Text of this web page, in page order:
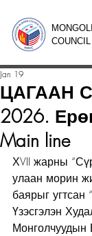
ЦАГААН
2026.
Main line
Jan 19
ХVII жарны
улаан морин
баярыг угтсан
Үзэсгэлэн
Монголчуудын